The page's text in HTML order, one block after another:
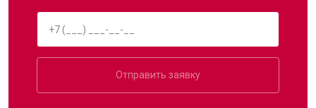
Отправить заявку